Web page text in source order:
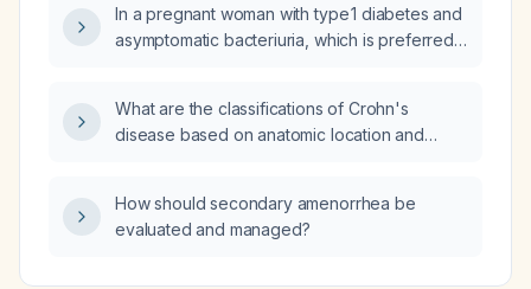
In a pregnant woman with type 1 diabetes and
asymptomatic bacteriuria, which is preferred
What are the classifications of Crohn's
disease based on anatomic location and
How should secondary amenorrhea be
evaluated and managed?